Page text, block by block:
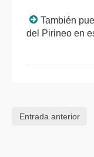
También
del Pirineo en
Entrada anterior